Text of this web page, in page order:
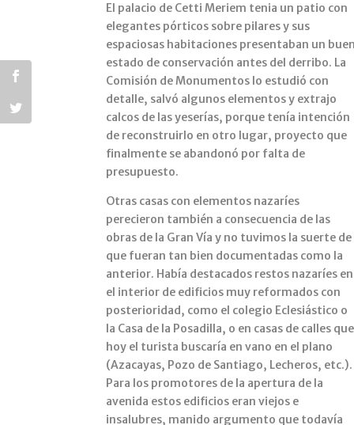
El palacio de Cetti Meriem tenia un patio con
elegantes pórticos sobre pilares y sus
espaciosas habitaciones presentaban un
estado de conservación antes del derribo. La
Comisión de Monumentos lo estudió con
detalle, salvó algunos elementos y extrajo
calcos de las yeserías, porque tenía intención
de reconstruirlo en otro lugar, proyecto que
finalmente se abandonó por falta de
presupuesto.
Otras casas con elementos nazaríes
perecieron también a consecuencia de las
obras de la Gran Vía y no tuvimos la suerte de
que fueran tan bien documentadas como la
anterior. Había destacados restos nazaríes en
el interior de edificios muy reformados con
posterioridad, como el colegio Eclesiástico o
la Casa de la Posadilla, o en casas de calles que
hoy el turista buscaría en vano en el plano
(Azacayas, Pozo de Santiago, Lecheros, etc.).
Para los promotores de la apertura de la
avenida estos edificios eran viejos e
insalubres, manido argumento que todavía